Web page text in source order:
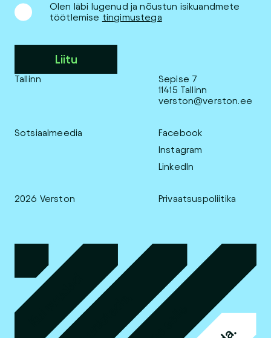
Tallinn
Sepise 7
11415 Tallinn
verston@verston.ee
Sotsiaalmeedia
Facebook
Instagram
LinkedIn
2026 Verston Privaatsuspoliitika
Olen läbi lugenud ja nõustun isikuandmete
töötlemise tingimustega
Liitu
Kui suudad